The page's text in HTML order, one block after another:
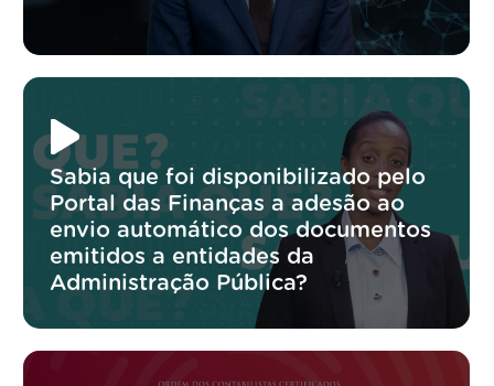
Sabia que foi disponibilizado pelo
Portal das Finanças a adesão ao
envio automático dos documentos
emitidos a entidades da
Administração Pública?